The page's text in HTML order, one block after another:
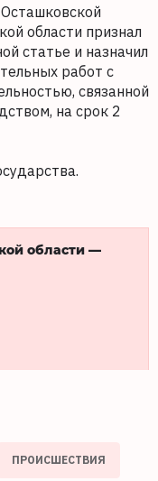
области признал
статье и назначил
работ с
связанной
на срок 2
области —
ПРОИСШЕСТВИЯ